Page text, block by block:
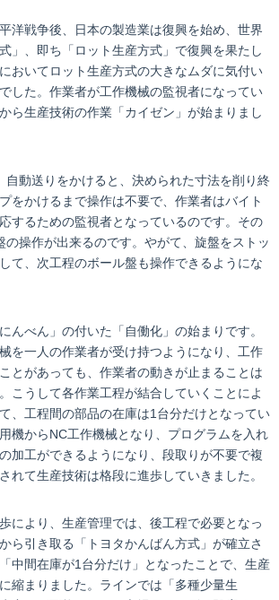
洋戦争後、日本の製造業は復興を始め、世界
」、即ち「ロット生産方式」で復興を果たし
おいてロット生産方式の大きなムダに気付い
した。作業者が工作機械の監視者になってい
ら生産技術の作業「カイゼン」が始まりまし
自動送りをかけると、決められた寸法を削り終
をかけるまで操作は不要で、作業者はバイト
するための監視者となっているのです。その
の操作が出来るのです。やがて、旋盤をストッ
て、次工程のボール盤も操作できるようにな
んべん」の付いた「自働化」の始まりです。
を一人の作業者が受け持つようになり、工作
とがあっても、作業者の動きが止まることは
こうして各作業工程が結合していくことによ
、工程間の部品の在庫は1台分だけとなってい
機からNC工作機械となり、プログラムを入れ
加工ができるようになり、段取りが不要で複
れて生産技術は格段に進歩していきました。
により、生産管理では、後工程で必要となっ
ら引き取る「トヨタかんばん方式」が確立さ
中間在庫が1台分だけ」となったことで、生産
縮まりました。ラインでは「多種少量生